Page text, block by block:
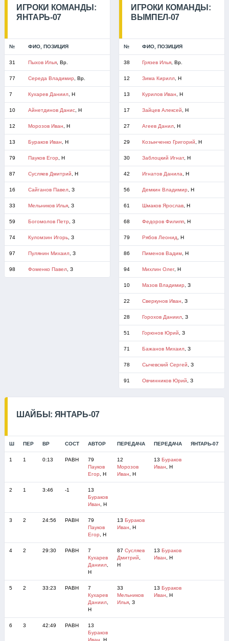
ИГРОКИ КОМАНДЫ:
ЯНТАРЬ-07
№ ФИО, ПОЗИЦИЯ
31 Пыхов Илья, Вр.
77 Середа Владимир , Вр.
7 Кухарев Даниил, Н
10 Айнетдинов Данис, Н
12 Морозов Иван , Н
13 Бураков Иван , Н
79 Пауков Егор , Н
87 Сусляев Дмитрий , Н
16 Сайганов Павел, З
33 Мельников Илья, З
59 Богомолов Петр , З
74 Куломзин Игорь, З
97 Пулянин Михаил, З
98 Фоменко Павел, З
ИГРОКИ КОМАНДЫ:
ВЫМПЕЛ-07
№ ФИО, ПОЗИЦИЯ
38 Грязев Илья, Вр.
12 Зима Кирилл, Н
13 Курилов Иван , Н
17 Зайцев Алексей , Н
27 Агеев Данил, Н
29 Козынченко Григорий , Н
30 Заблоцкий Игнат, Н
42 Игнатов Данила , Н
56 Демкин Владимир , Н
61 Шмаков Ярослав, Н
68 Федоров Филипп, Н
79 Рябов Леонид , Н
86 Пименов Вадим, Н
94 Михлин Олег, Н
10 Мазов Владимир , З
22 Сверкунов Иван , З
28 Горохов Даниил, З
51 Горюнов Юрий , З
71 Бажанов Михаил, З
78 Сычевский Сергей , З
91 Овчинников Юрий , З
ШАЙБЫ: ЯНТАРЬ-07
Ш ПЕР ВР СОСТ АВТОР ПЕРЕДАЧА ПЕРЕДАЧА ЯНТАРЬ-07
1 1 0:13 РАВН
79
Пауков
Егор , Н
12
Морозов
Иван , Н
13 Бураков
Иван , Н
2 1 3:46 -1
13
Бураков
Иван , Н
3 2 24:56 РАВН
79
Пауков
Егор , Н
13 Бураков
Иван , Н
4 2 29:30 РАВН
7
Кухарев
Даниил,
Н
87 Сусляев
Дмитрий
Н
13 Бураков
Иван , Н
5 2 33:23 РАВН
7
Кухарев
Даниил,
Н
33
Мельников
Илья, З
13 Бураков
Иван , Н
6 3 42:49 РАВН
13
Бураков
Иван , Н